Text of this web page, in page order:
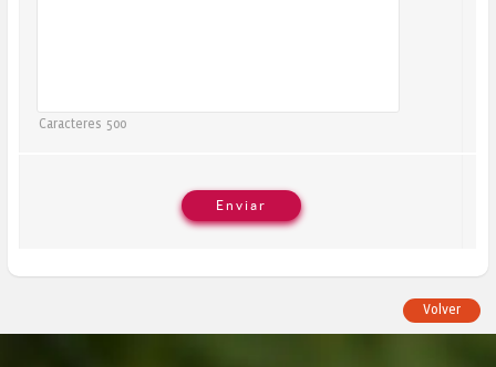
Caracteres 500
Volver